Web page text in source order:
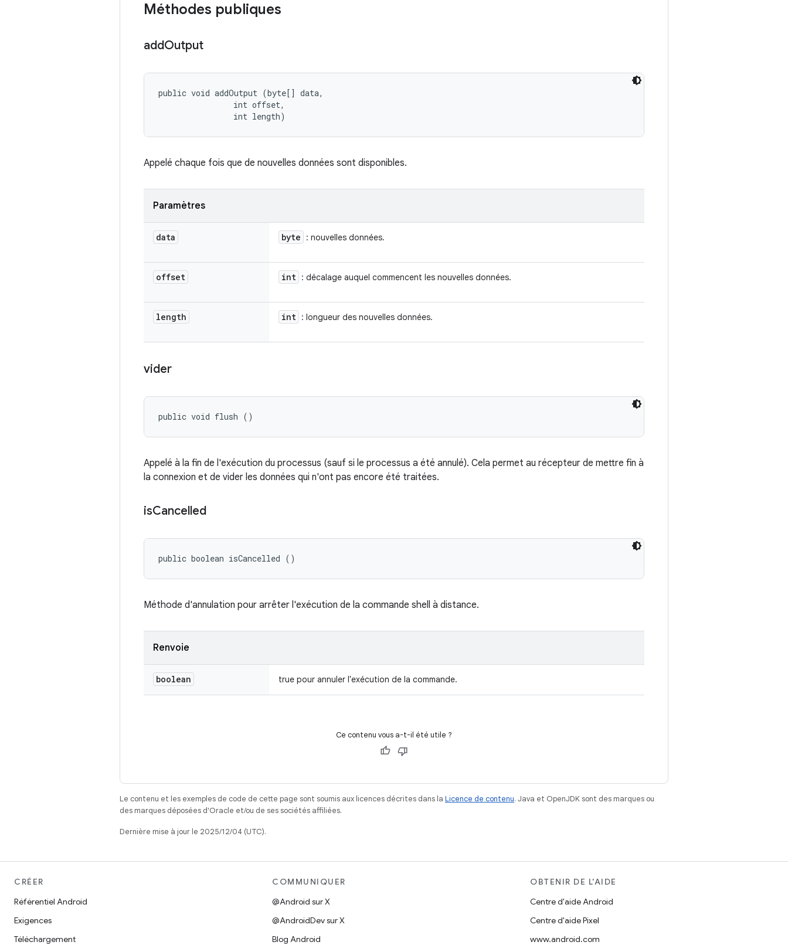
Méthodes publiques
addOutput
public void addOutput (byte[] data,
                int offset,
                int length)
Appelé chaque fois que de nouvelles données sont disponibles.
Paramètres
data byte : nouvelles données.
offset int : décalage auquel commencent les nouvelles données.
length int : longueur des nouvelles données.
vider
public void flush ()
Appelé à la fin de l'exécution du processus (sauf si le processus a été annulé). Cela permet au récepteur de mettre fin à
la connexion et de vider les données qui n'ont pas encore été traitées.
isCancelled
public boolean isCancelled ()
Méthode d'annulation pour arrêter l'exécution de la commande shell à distance.
Renvoie
boolean true pour annuler l'exécution de la commande.
Ce contenu vous a-t-il été utile ?
Le contenu et les exemples de code de cette page sont soumis aux licences décrites dans la Licence de contenu. Java et OpenJDK sont des marques ou
des marques déposées d'Oracle et/ou de ses sociétés affiliées.
Dernière mise à jour le 2025/12/04 (UTC).
CRÉER
Référentiel Android
Exigences
Téléchargement
COMMUNIQUER
@Android sur X
@AndroidDev sur X
Blog Android
OBTENIR DE L'AIDE
Centre d'aide Android
Centre d'aide Pixel
www.android.com